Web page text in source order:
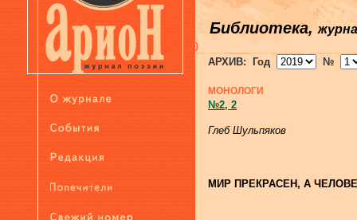
Библиотека,
)
АРХИВ: Год №
МОНОЛОГИ
№2, 2
Глеб Шульпяков
МИР ПРЕКРАСЕН, А